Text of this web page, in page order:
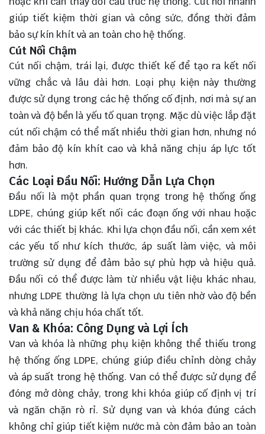
giúp tiết kiệm thời gian và công sức, đồng thời đảm
bảo sự kín khít và an toàn cho hệ thống.
Cút Nối Chậm
Cút nối chậm, trái lại, được thiết kế để tạo ra kết nối
vững chắc và lâu dài hơn. Loại phụ kiện này thường
được sử dụng trong các hệ thống cố định, nơi mà sự an
toàn và độ bền là yếu tố quan trọng. Mặc dù việc lắp đặt
cút nối chậm có thể mất nhiều thời gian hơn, nhưng nó
đảm bảo độ kín khít cao và khả năng chịu áp lực tốt
hơn.
Các Loại Đầu Nối: Hướng Dẫn Lựa Chọn
Đầu nối là một phần quan trọng trong hệ thống ống
LDPE, chúng giúp kết nối các đoạn ống với nhau hoặc
với các thiết bị khác. Khi lựa chọn đầu nối, cần xem xét
các yếu tố như kích thước, áp suất làm việc, và môi
trường sử dụng để đảm bảo sự phù hợp và hiệu quả.
Đầu nối có thể được làm từ nhiều vật liệu khác nhau,
nhưng LDPE thường là lựa chọn ưu tiên nhờ vào độ bền
và khả năng chịu hóa chất tốt.
Van & Khóa: Công Dụng và Lợi Ích
Van và khóa là những phụ kiện không thể thiếu trong
hệ thống ống LDPE, chúng giúp điều chỉnh dòng chảy
và áp suất trong hệ thống. Van có thể được sử dụng để
đóng mở dòng chảy, trong khi khóa giúp cố định vị trí
và ngăn chặn rò rỉ. Sử dụng van và khóa đúng cách
không chỉ giúp tiết kiệm nước mà còn đảm bảo an toàn